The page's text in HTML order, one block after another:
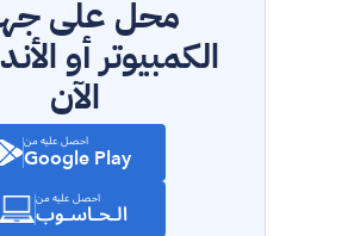
الآن
احصل عليه من
الـحـاسـوب
احصل عليه من
Google Play